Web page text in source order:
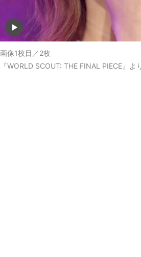
画像1枚目／2枚
『WORLD SCOUT: THE FINAL PIECE』よ